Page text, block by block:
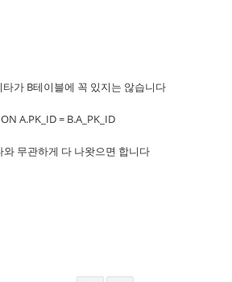
가 B테이블에 꼭 있지는 않습니다
A.PK_ID = B.A_PK_ID
무관하게 다 나왓으면 합니다